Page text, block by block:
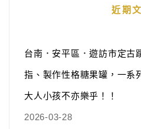
近期
台南．安平區．遊訪市定古
指、製作性格糖果罐，一系
大人小孩不亦樂乎！！
2026-03-28